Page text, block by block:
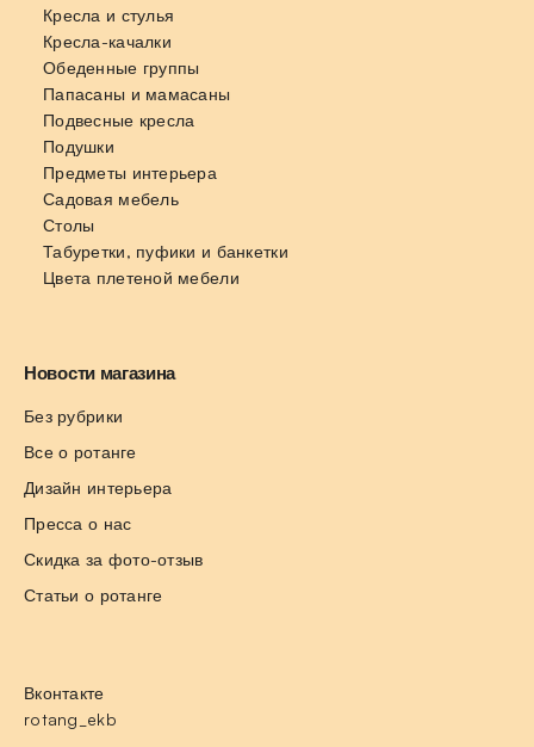
Кресла и стулья
Кресла-качалки
Обеденные группы
Папасаны и мамасаны
Подвесные кресла
Подушки
Предметы интерьера
Садовая мебель
Столы
Табуретки, пуфики и банкетки
Цвета плетеной мебели
Новости магазина
Без рубрики
Все о ротанге
Дизайн интерьера
Пресса о нас
Скидка за фото-отзыв
Статьи о ротанге
Вконтакте
rotang_ekb